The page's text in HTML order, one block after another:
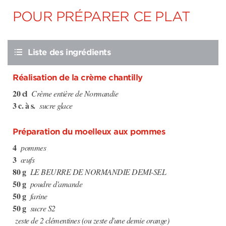
POUR PRÉPARER CE PLAT
Liste des ingrédients
Réalisation de la crème chantilly
20 cl Crème entière de Normandie
3 c. à s. sucre glace
Préparation du moelleux aux pommes
4 pommes
3 œufs
80 g LE BEURRE DE NORMANDIE DEMI-SEL
50 g poudre d'amande
50 g farine
50 g sucre S2
zeste de 2 clémentines (ou zeste d'une demie orange)